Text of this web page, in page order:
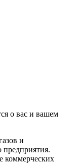
о вас и вашем
и
предприятия.
коммерческих